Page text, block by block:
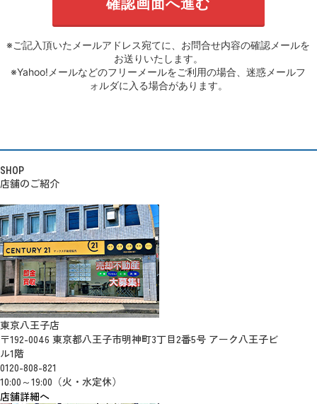
※ご記入頂いたメールアドレス宛てに、お問合せ内容の確認メールを
お送りいたします。
※Yahoo!メールなどのフリーメールをご利用の場合、迷惑メールフ
ォルダに入る場合があります。
SHOP
店舗のご紹介
東京八王子店
〒192-0046 東京都八王子市明神町3丁目2番5号 アーク八王子ビ
ル1階
0120-808-821
10:00～19:00（火・水定休）
店舗詳細へ